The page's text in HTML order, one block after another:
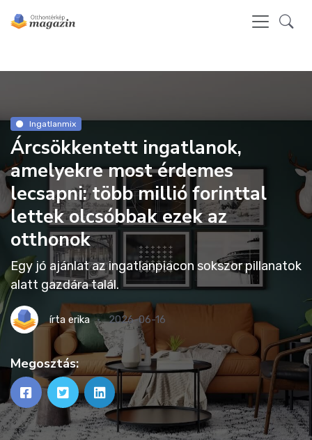
Ingatlanmix
Árcsökkentett ingatlanok,
amelyekre most érdemes
lecsapni: több millió forinttal
lettek olcsóbbak ezek az
otthonok
Egy jó ajánlat az ingatlanpiacon sokszor pillanatok
alatt gazdára talál.
írta erika 2026-06-16
Megosztás: